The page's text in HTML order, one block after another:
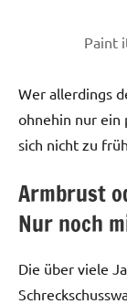
Paint
Wer allerdings
ohnehin nur ein
sich nicht zu
Armbrust
Nur noch
Die über viele